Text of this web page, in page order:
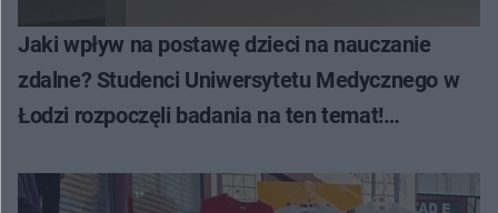
Jaki wpływ na postawę dzieci na nauczanie
zdalne? Studenci Uniwersytetu Medycznego w
Łodzi rozpoczęli badania na ten temat!